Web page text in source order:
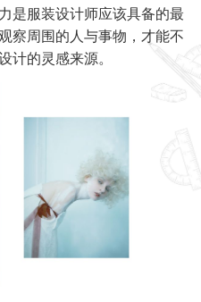
是服装设计师应该具备的最
察周围的人与事物，才能不
计的灵感来源。